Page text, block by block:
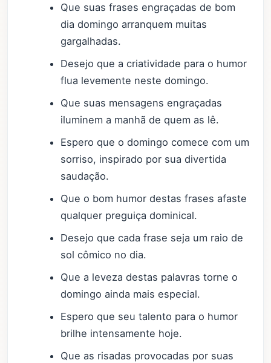
Que suas frases engraçadas de bom
dia domingo arranquem muitas
gargalhadas.
Desejo que a criatividade para o humor
flua levemente neste domingo.
Que suas mensagens engraçadas
iluminem a manhã de quem as lê.
Espero que o domingo comece com um
sorriso, inspirado por sua divertida
saudação.
Que o bom humor destas frases afaste
qualquer preguiça dominical.
Desejo que cada frase seja um raio de
sol cômico no dia.
Que a leveza destas palavras torne o
domingo ainda mais especial.
Espero que seu talento para o humor
brilhe intensamente hoje.
Que as risadas provocadas por suas